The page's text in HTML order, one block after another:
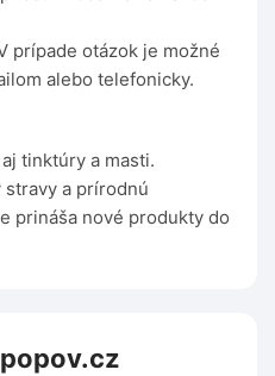
prípade otázok je možné
alebo telefonicky.
tinktúry a masti.
a prírodnú
prináša nové produkty do